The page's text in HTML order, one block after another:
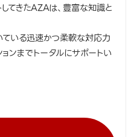
てきたAZAは、豊富な知識と
いる迅速かつ柔軟な対応力
ンまでトータルにサポートい